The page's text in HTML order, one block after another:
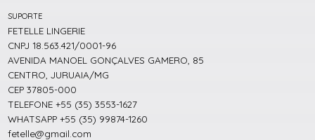
SUPORTE
FETELLE LINGERIE
CNPJ 18.563.421/0001-96
AVENIDA MANOEL GONÇALVES GAMERO, 85
CENTRO, JURUAIA/MG
CEP 37805-000
TELEFONE +55 (35) 3553-1627
WHATSAPP +55 (35) 99874-1260
fetelle@gmail.com